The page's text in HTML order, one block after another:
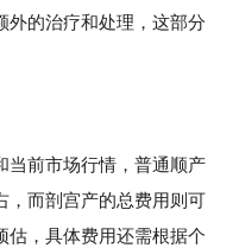
外的治疗和处理，这部分
当前市场行情，普通顺产
，而剖宫产的总费用则可
估，具体费用还需根据个